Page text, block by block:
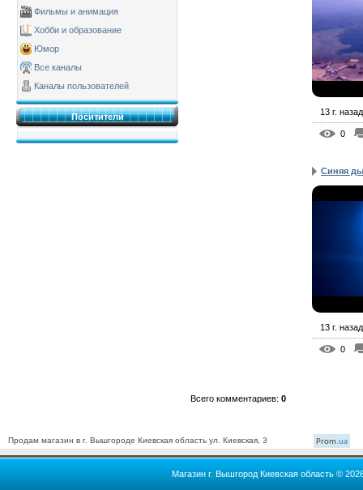
Фильмы и анимация
Хобби и образование
Юмор
Все каналы
Каналы пользователей
Поситители
13 г. назад
0
Синяя
13 г. назад
0
Всего комментариев: 0
Продам магазин в г. Вышгороде Киевская область ул. Киевская, 3 Prom.ua
Магазин г. Вышгород Киевская область ©